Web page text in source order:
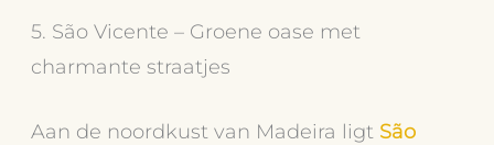
5. São Vicente – Groene oase met
charmante straatjes
Aan de noordkust van Madeira ligt São